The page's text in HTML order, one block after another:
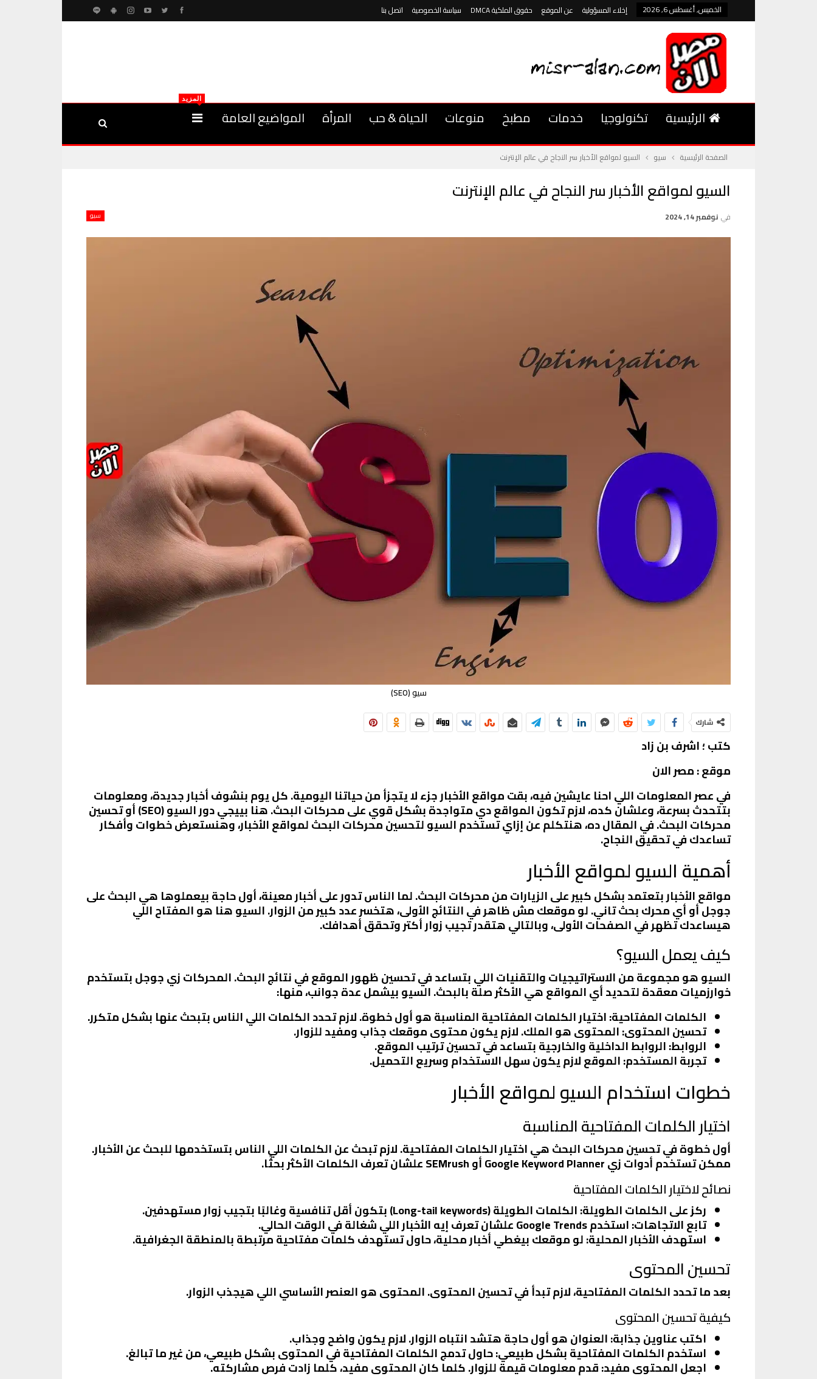
الخميس, أغسطس 6, 2026 إخلاء المسؤولية عن الموقع حقوق الملكية DMCA سياسة الخصوصية اتصل بنا
الرئيسية تكنولوجيا خدمات مطبخ منوعات الحياة & حب المرأة المواضيع العامة
المزيد
الصفحة الرئيسية سيو السيو لمواقع الأخبار سر النجاح في عالم الإنترنت
السيو لمواقع الأخبار سر النجاح في عالم الإنترنت
سيو في نوفمبر 14, 2024
سيو (SEO)
شارك
كتب ؛ اشرف بن زاد
موقع : مصر الان
في عصر المعلومات اللي احنا عايشين فيه، بقت مواقع الأخبار جزء لا يتجزأ من حياتنا اليومية. كل يوم بنشوف أخبار جديدة، ومعلومات
بتتحدث بسرعة، وعلشان كده، لازم تكون المواقع دي متواجدة بشكل قوي على محركات البحث. هنا بييجي دور السيو (SEO) أو تحسين
محركات البحث. في المقال ده، هنتكلم عن إزاي تستخدم السيو لتحسين محركات البحث لمواقع الأخبار، وهنستعرض خطوات وأفكار
تساعدك في تحقيق النجاح.
أهمية السيو لمواقع الأخبار
مواقع الأخبار بتعتمد بشكل كبير على الزيارات من محركات البحث. لما الناس تدور على أخبار معينة، أول حاجة بيعملوها هي البحث على
جوجل أو أي محرك بحث تاني. لو موقعك مش ظاهر في النتائج الأولى، هتخسر عدد كبير من الزوار. السيو هنا هو المفتاح اللي
هيساعدك تظهر في الصفحات الأولى، وبالتالي هتقدر تجيب زوار أكتر وتحقق أهدافك.
كيف يعمل السيو؟
السيو هو مجموعة من الاستراتيجيات والتقنيات اللي بتساعد في تحسين ظهور الموقع في نتائج البحث. المحركات زي جوجل بتستخدم
خوارزميات معقدة لتحديد أي المواقع هي الأكثر صلة بالبحث. السيو بيشمل عدة جوانب، منها:
الكلمات المفتاحية: اختيار الكلمات المفتاحية المناسبة هو أول خطوة. لازم تحدد الكلمات اللي الناس بتبحث عنها بشكل متكرر.
تحسين المحتوى: المحتوى هو الملك. لازم يكون محتوى موقعك جذاب ومفيد للزوار.
الروابط: الروابط الداخلية والخارجية بتساعد في تحسين ترتيب الموقع.
تجربة المستخدم: الموقع لازم يكون سهل الاستخدام وسريع التحميل.
خطوات استخدام السيو لمواقع الأخبار
اختيار الكلمات المفتاحية المناسبة
أول خطوة في تحسين محركات البحث هي اختيار الكلمات المفتاحية. لازم تبحث عن الكلمات اللي الناس بتستخدمها للبحث عن الأخبار.
ممكن تستخدم أدوات زي Google Keyword Planner أو SEMrush علشان تعرف الكلمات الأكثر بحثًا.
نصائح لاختيار الكلمات المفتاحية
ركز على الكلمات الطويلة: الكلمات الطويلة (Long-tail keywords) بتكون أقل تنافسية وغالبًا بتجيب زوار مستهدفين.
تابع الاتجاهات: استخدم Google Trends علشان تعرف إيه الأخبار اللي شغالة في الوقت الحالي.
استهدف الأخبار المحلية: لو موقعك بيغطي أخبار محلية، حاول تستهدف كلمات مفتاحية مرتبطة بالمنطقة الجغرافية.
تحسين المحتوى
بعد ما تحدد الكلمات المفتاحية، لازم تبدأ في تحسين المحتوى. المحتوى هو العنصر الأساسي اللي هيجذب الزوار.
كيفية تحسين المحتوى
اكتب عناوين جذابة: العنوان هو أول حاجة هتشد انتباه الزوار. لازم يكون واضح وجذاب.
استخدم الكلمات المفتاحية بشكل طبيعي: حاول تدمج الكلمات المفتاحية في المحتوى بشكل طبيعي، من غير ما تبالغ.
اجعل المحتوى مفيد: قدم معلومات قيمة للزوار. كلما كان المحتوى مفيد، كلما زادت فرص مشاركته.